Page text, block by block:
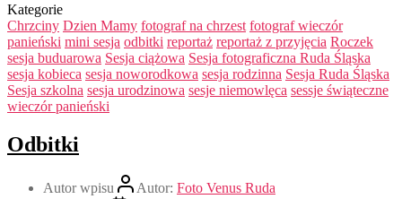
Kategorie
Chrzciny Dzien Mamy fotograf na chrzest fotograf wieczór
panieński mini sesja odbitki reportaż reportaż z przyjęcia Roczek
sesja buduarowa Sesja ciążowa Sesja fotograficzna Ruda Śląska
sesja kobieca sesja noworodkowa sesja rodzinna Sesja Ruda Śląska
Sesja szkolna sesja urodzinowa sesje niemowlęca sessje świąteczne
wieczór panieński
Odbitki
Autor wpisu Autor: Foto Venus Ruda